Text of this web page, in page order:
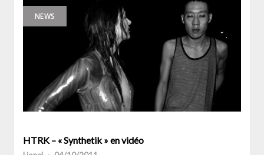
NEWS
HTRK – « Synthetik » en vidéo